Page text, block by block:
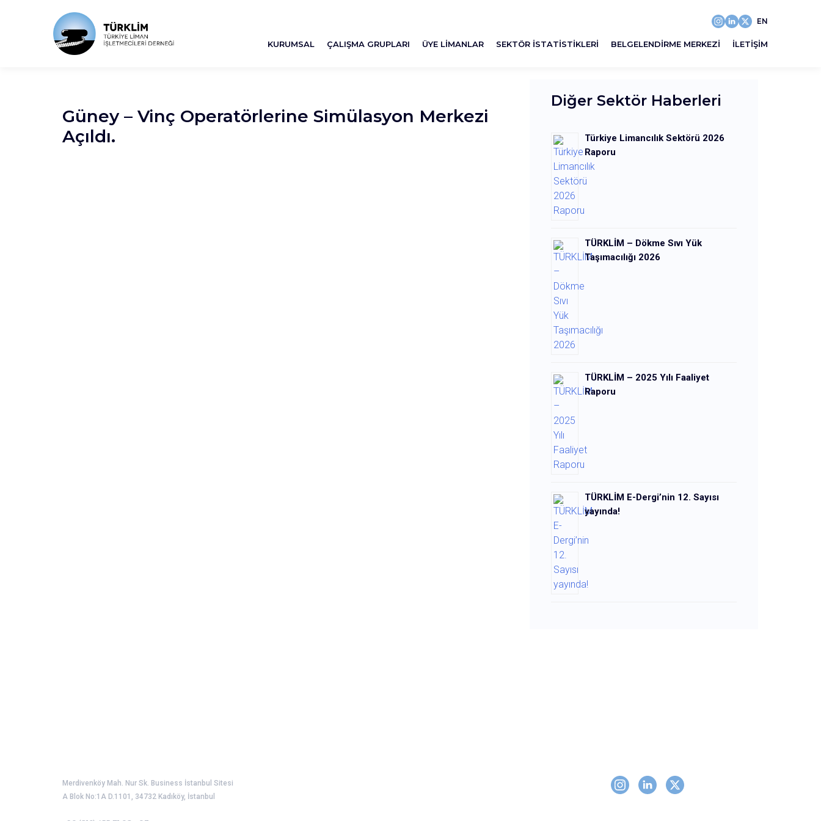
EN
KURUMSAL ÇALIŞMA GRUPLARI ÜYE LIMANLAR SEKTÖR İSTATISTIKLERI BELGELENDIRME MERKEZI İLETIŞIM
Güney – Vinç Operatörlerine Simülasyon Merkezi
Açıldı.
Diğer Sektör Haberleri
Türkiye Limancılık Sektörü 2026
Raporu
TÜRKLİM – Dökme Sıvı Yük
Taşımacılığı 2026
TÜRKLİM – 2025 Yılı Faaliyet
Raporu
TÜRKLİM E-Dergi’nin 12. Sayısı
yayında!
Merdivenköy Mah. Nur Sk. Business İstanbul Sitesi
A Blok No:1A D.1101, 34732 Kadıköy, İstanbul